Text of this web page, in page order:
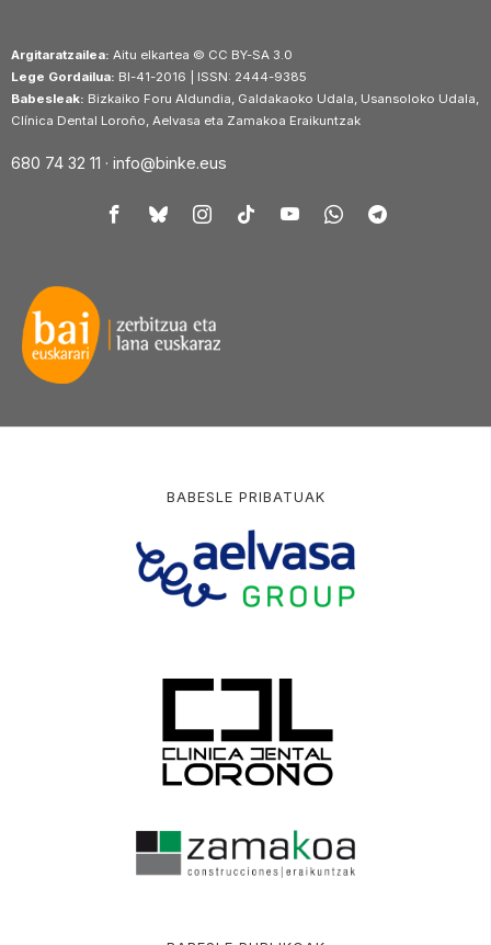
Argitaratzailea: Aitu elkartea © CC BY-SA 3.0
Lege Gordailua: BI-41-2016 | ISSN: 2444-9385
Babesleak: Bizkaiko Foru Aldundia, Galdakaoko Udala, Usansoloko Udala,
Clínica Dental Loroño, Aelvasa eta Zamakoa Eraikuntzak
680 74 32 11 · info@binke.eus
BABESLE PRIBATUAK